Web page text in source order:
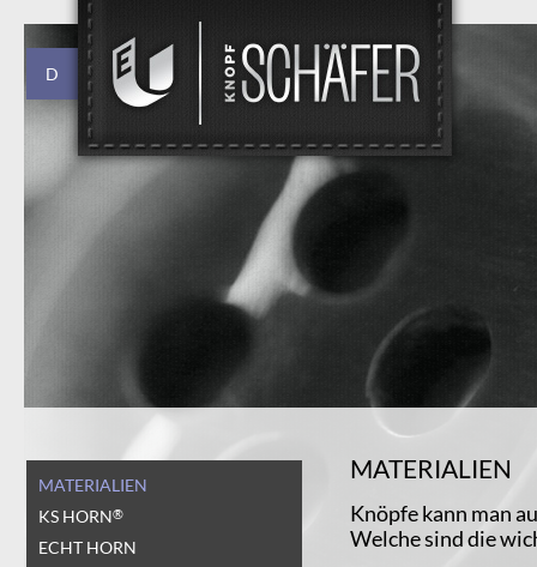
D
MATERIALIEN
KS HORN®
ECHT HORN
MATERIALIEN
Knöpfe kann man
Welche sind die